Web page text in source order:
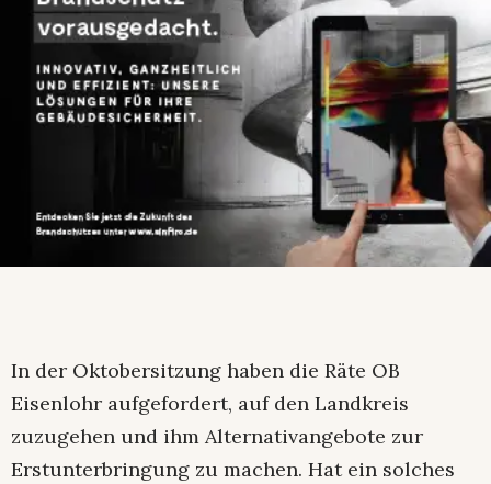
In der Oktobersitzung haben die Räte OB
Eisenlohr aufgefordert, auf den Landkreis
zuzugehen und ihm Alternativangebote zur
Erstunterbringung zu machen. Hat ein solches